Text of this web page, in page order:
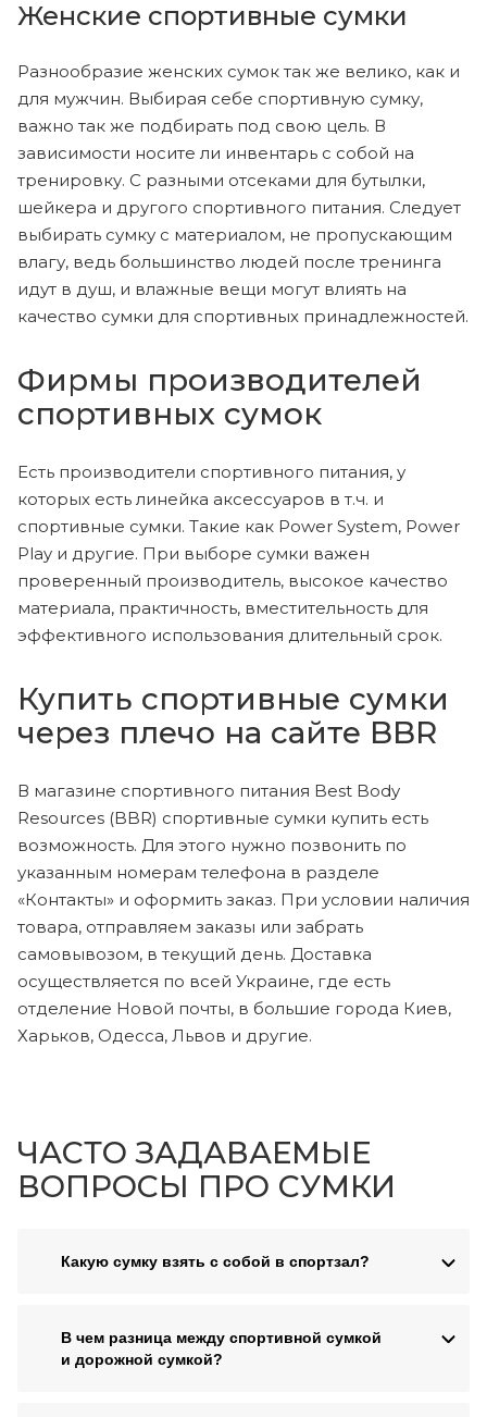
Женские спортивные сумки
Разнообразие женских сумок так же велико, как и
для мужчин. Выбирая себе спортивную сумку,
важно так же подбирать под свою цель. В
зависимости носите ли инвентарь с собой на
тренировку. С разными отсеками для бутылки,
шейкера и другого спортивного питания. Следует
выбирать сумку с материалом, не пропускающим
влагу, ведь большинство людей после тренинга
идут в душ, и влажные вещи могут влиять на
качество сумки для спортивных принадлежностей.
Фирмы производителей
спортивных сумок
Есть производители спортивного питания, у
которых есть линейка аксессуаров в т.ч. и
спортивные сумки. Такие как Power System, Power
Play и другие. При выборе сумки важен
проверенный производитель, высокое качество
материала, практичность, вместительность для
эффективного использования длительный срок.
Купить спортивные сумки
через плечо на сайте BBR
В магазине спортивного питания Best Body
Resources (BBR) спортивные сумки купить есть
возможность. Для этого нужно позвонить по
указанным номерам телефона в разделе
«Контакты» и оформить заказ. При условии наличия
товара, отправляем заказы или забрать
самовывозом, в текущий день. Доставка
осуществляется по всей Украине, где есть
отделение Новой почты, в большие города Киев,
Харьков, Одесса, Львов и другие.
ЧАСТО ЗАДАВАЕМЫЕ
ВОПРОСЫ ПРО СУМКИ
Какую сумку взять с собой в спортзал?
В чем разница между спортивной сумкой
и дорожной сумкой?